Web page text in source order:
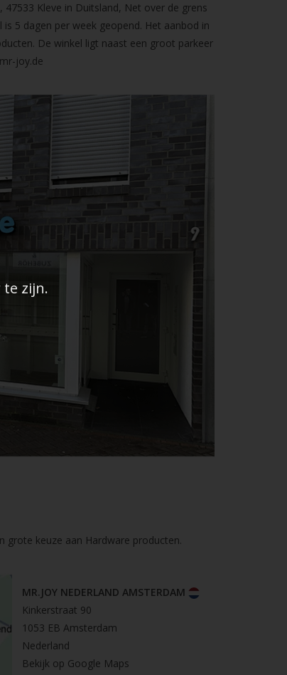
Kleve in Duitsland, Net over de grens
is 5 dagen per week geopend. Het aanbod in
De winkel ligt naast een groot parkeer
joy.de
grote keuze aan Hardware producten.
MR.JOY NEDERLAND AMSTERDAM
Kinkerstraat 90
1053 EB Amsterdam
Nederland
Bekijk op Google Maps
zijn.